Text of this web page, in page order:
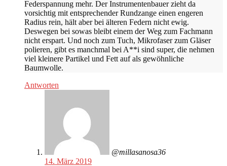
Federspannung mehr. Der Instrumentenbauer zieht da
vorsichtig mit entsprechender Rundzange einen engeren
Radius rein, hält aber bei älteren Federn nicht ewig.
Deswegen bei sowas bleibt einem der Weg zum Fachmann
nicht erspart. Und noch zum Tuch, Mikrofaser zum Gläser
polieren, gibt es manchmal bei A**i sind super, die nehmen
viel kleinere Partikel und Fett auf als gewöhnliche
Baumwolle.
Antworten
@millasanosa36
14. März 2019